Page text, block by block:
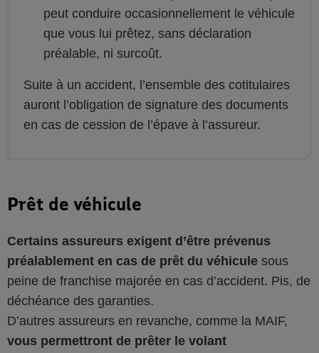
peut conduire occasionnellement le véhicule
que vous lui prêtez, sans déclaration
préalable, ni surcoût.
Suite à un accident, l’ensemble des cotitulaires
auront l’obligation de signature des documents
en cas de cession de l’épave à l’assureur.
Prêt de véhicule
Certains assureurs exigent d’être prévenus
préalablement en cas de prêt du véhicule sous
peine de franchise majorée en cas d’accident. Pis, de
déchéance des garanties.
D’autres assureurs en revanche, comme la MAIF,
vous permettront de prêter le volant